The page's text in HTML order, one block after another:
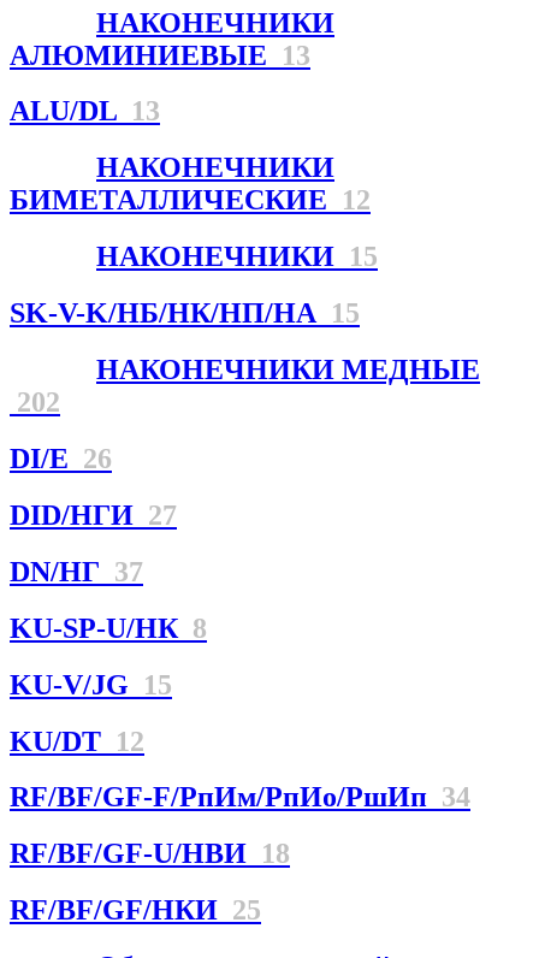
НАКОНЕЧНИКИ
АЛЮМИНИЕВЫЕ 13
ALU/DL 13
НАКОНЕЧНИКИ
БИМЕТАЛЛИЧЕСКИЕ 12
НАКОНЕЧНИКИ 15
SK-V-K/НБ/НК/НП/НА 15
НАКОНЕЧНИКИ МЕДНЫЕ
202
DI/E 26
DID/НГИ 27
DN/НГ 37
KU-SP-U/НК 8
KU-V/JG 15
KU/DT 12
RF/BF/GF-F/РпИм/РпИо/РшИп 34
RF/BF/GF-U/НBИ 18
RF/BF/GF/НКИ 25